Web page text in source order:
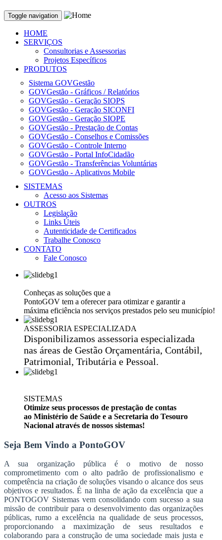
Toggle navigation
HOME
SERVIÇOS
Consultorias e Assessorias
Projetos Específicos
PRODUTOS
Sistema GOVGestão
GOVGestão - Gráficos / Relatórios
GOVGestão - Geração SIOPS
GOVGestão - Geração SICONFI
GOVGestão - Geração SIOPE
GOVGestão - Prestação de Contas
GOVGestão - Conselhos e Comissões
GOVGestão - Controle Interno
GOVGestão - Portal InfoCidadão
GOVGestão - Transferências Voluntárias
GOVGestão - Aplicativos Mobile
SISTEMAS
Acesso aos Sistemas
OUTROS
Legislação
Links Úteis
Autenticidade de Certificados
Trabalhe Conosco
CONTATO
Fale Conosco
Conheças as soluções que a
PontoGOV tem a oferecer para otimizar e garantir a
máxima eficiência nos serviços prestados pelo seu município!
ASSESSORIA ESPECIALIZADA
Disponibilizamos assessoria especializada
nas áreas de Gestão Orçamentária, Contábil,
Patrimonial, Tributária e Pessoal.
SISTEMAS
Otimize seus processos de prestação de contas
ao Ministério de Saúde e a Secretaria do Tesouro
Nacional através de nossos sistemas!
Seja Bem Vindo a PontoGOV
A sua organização pública é o motivo de nosso
comprometimento com o alto padrão de profissionalismo e
competência na criação de soluções visando o alcance dos seus
objetivos e resultados. É na linha de ação da excelência que a
PONTOGOV Sistemas vem consolidando com sucesso a sua
missão de contribuir para o desenvolvimento das organizações
públicas, rumo a excelência na qualidade de seus processos,
proporcionando a maximização de seus resultados e
colaborando para a construção de uma sociedade mais justa e